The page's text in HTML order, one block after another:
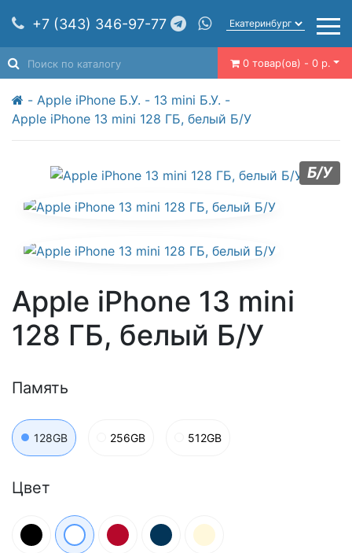
+7 (343) 346-97-77
0 товар(ов) - 0 р.
Apple iPhone Б.У.
13 mini Б.У.
Apple iPhone 13 mini 128 ГБ, белый Б/У
Б/У
Apple iPhone 13 mini
128 ГБ, белый Б/У
Память
128GB 256GB 512GB
Цвет